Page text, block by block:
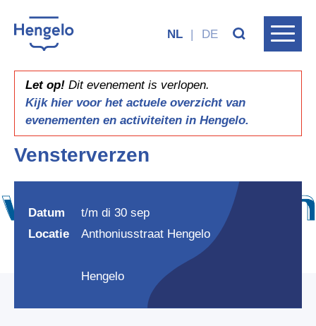
NL | DE
Let op! Dit evenement is verlopen.
Kijk hier voor het actuele overzicht van
evenementen en activiteiten in Hengelo.
Vensterverzen
Datum
t/m di 30 sep
Locatie
Anthoniusstraat Hengelo
Hengelo